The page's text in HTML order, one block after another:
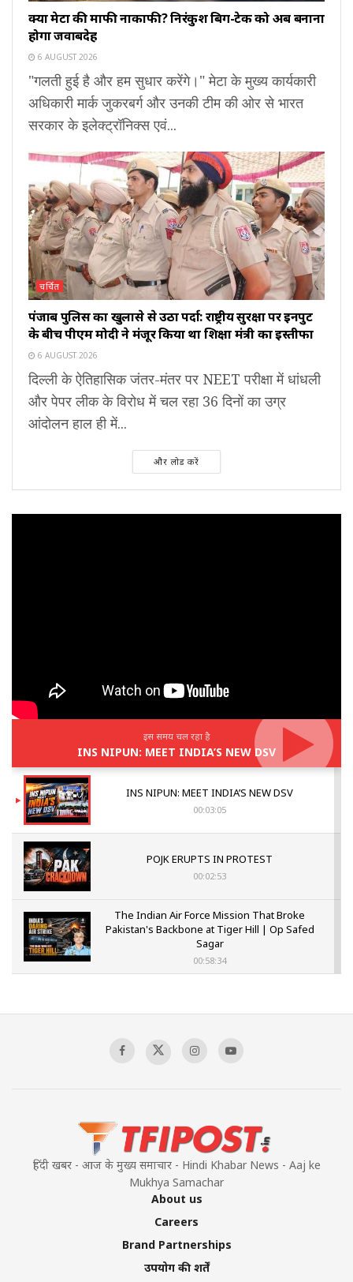
क्या मेटा की माफी नाकाफी? निरंकुश बिग-टेक को अब बनाना
होगा जवाबदेह
6 AUGUST 2026
"गलती हुई है और हम सुधार करेंगे।" मेटा के मुख्य कार्यकारी
अधिकारी मार्क जुकरबर्ग और उनकी टीम की ओर से भारत
सरकार के इलेक्ट्रॉनिक्स एवं...
चर्चित
पंजाब पुलिस का खुलासे से उठा पर्दा: राष्ट्रीय सुरक्षा पर इनपुट
के बीच पीएम मोदी ने मंजूर किया था शिक्षा मंत्री का इस्तीफा
6 AUGUST 2026
दिल्ली के ऐतिहासिक जंतर-मंतर पर NEET परीक्षा में धांधली
और पेपर लीक के विरोध में चल रहा 36 दिनों का उग्र
आंदोलन हाल ही में...
और लोड करें
इस समय चल रहा है
INS NIPUN: MEET INDIA’S NEW DSV
INS NIPUN: MEET INDIA’S NEW DSV
00:03:05
POJK ERUPTS IN PROTEST
00:02:53
The Indian Air Force Mission That Broke
Pakistan's Backbone at Tiger Hill | Op Safed
Sagar
00:58:34
हिंदी खबर - आज के मुख्य समाचार - Hindi Khabar News - Aaj ke
Mukhya Samachar
About us
Careers
Brand Partnerships
उपयोग की शर्तें